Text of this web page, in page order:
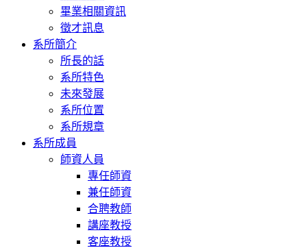
畢業相關資訊
徵才訊息
系所簡介
所長的話
系所特色
未來發展
系所位置
系所規章
系所成員
師資人員
專任師資
兼任師資
合聘教師
講座教授
客座教授